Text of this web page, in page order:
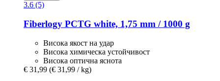
3.6 (5)
Fiberlogy PCTG white, 1,75 mm / 1000 g
Висока якост на удар
Висока химическа устойчивост
Висока оптична яснота
€ 31,99 (€ 31,99 / kg)